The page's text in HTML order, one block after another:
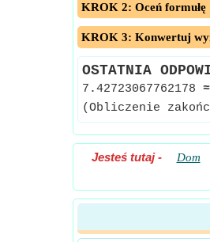
KROK 2: Oceń formułę
KROK 3: Konwertuj
OSTATNIA
7.42723067762178 ≈
(Obliczenie
Jesteś tutaj- Dom